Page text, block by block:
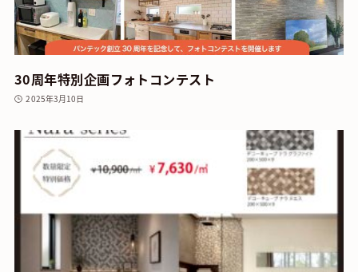
30周年特別企画フォトコンテスト
2025年3月10日